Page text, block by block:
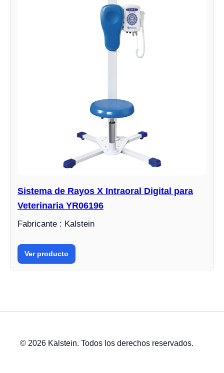
Sistema de Rayos X Intraoral Digital para
Veterinaria YR06196
Fabricante : Kalstein
Ver producto
© 2026 Kalstein. Todos los derechos reservados.